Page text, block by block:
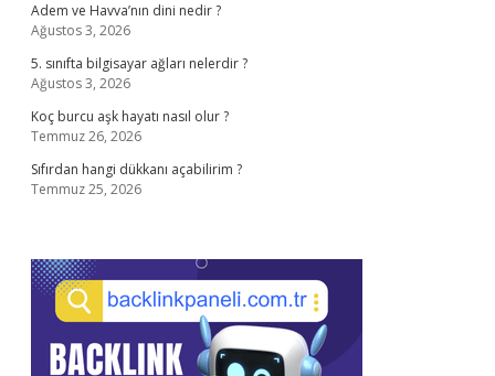
Adem ve Havva’nın dini nedir ?
Ağustos 3, 2026
5. sınıfta bilgisayar ağları nelerdir ?
Ağustos 3, 2026
Koç burcu aşk hayatı nasıl olur ?
Temmuz 26, 2026
Sıfırdan hangi dükkanı açabilirim ?
Temmuz 25, 2026